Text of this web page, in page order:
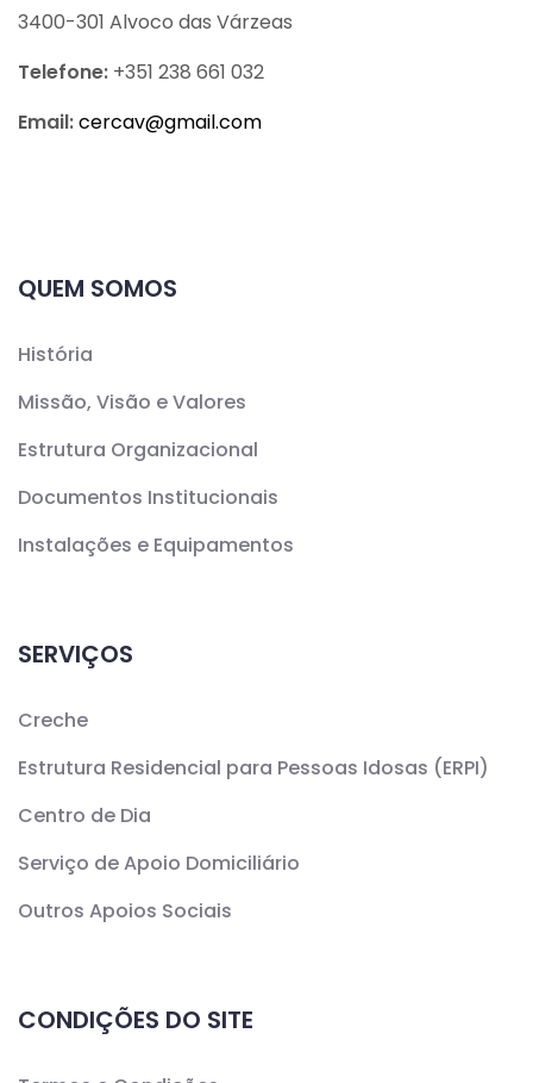
3400-301 Alvoco das Várzeas
Telefone: +351 238 661 032
Email:cercav@gmail.com
QUEM SOMOS
História
Missão, Visão e Valores
Estrutura Organizacional
Documentos Institucionais
Instalações e Equipamentos
SERVIÇOS
Creche
Estrutura Residencial para Pessoas Idosas (ERPI)
Centro de Dia
Serviço de Apoio Domiciliário
Outros Apoios Sociais
CONDIÇÕES DO SITE